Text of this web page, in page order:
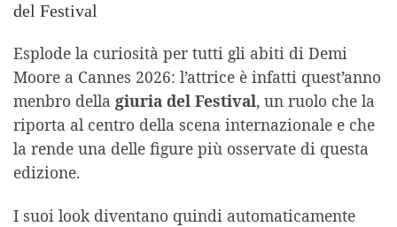
del Festival
Esplode la curiosità per tutti gli abiti di Demi
Moore a Cannes 2026: l’attrice è infatti quest’anno
menbro della giuria del Festival, un ruolo che la
riporta al centro della scena internazionale e che
la rende una delle figure più osservate di questa
edizione.
I suoi look diventano quindi automaticamente